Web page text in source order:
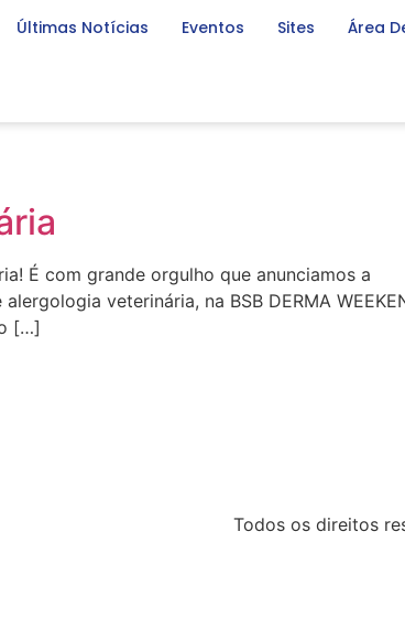
Últimas Notícias Eventos Sites Área
É com grande orgulho que anunciamos a
veterinária, na BSB DERMA
[…]
Todos os direitos